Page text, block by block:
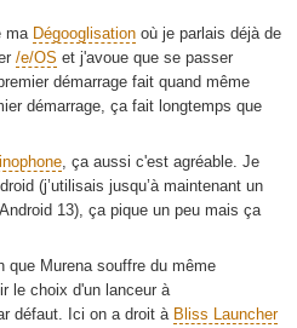
ma Dégooglisationoù je parlais déjà de
/e/OS et j'avoue que se passer
démarrage fait quand même
démarrage, ça fait longtemps que
, ça aussi c'est agréable. Je
(j’utilisais jusqu’à maintenant un
13), ça pique un peu mais ça
que Murena souffre du même
le choix d'un lanceur à
défaut. Ici on a droit à Bliss Launcher